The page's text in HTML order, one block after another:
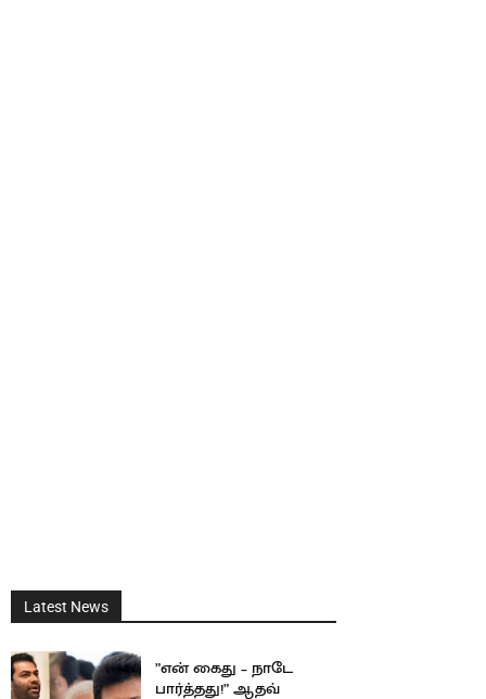
Latest News
”என் கைது – நாடே
பார்த்தது!” ஆதவ்